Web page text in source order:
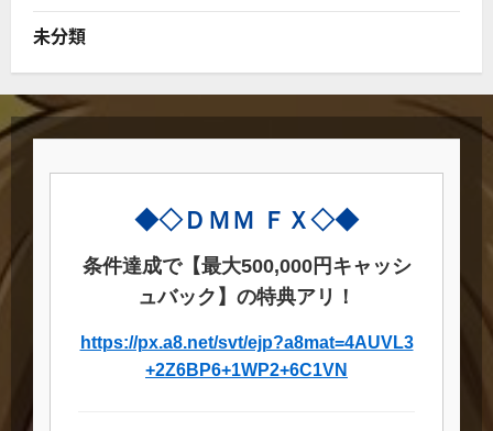
未分類
◆◇ＤＭＭ ＦＸ◇◆
条件達成で【最大500,000円キャッシ
ュバック】の特典アリ！
https://px.a8.net/svt/ejp?a8mat=4AUVL3
+2Z6BP6+1WP2+6C1VN